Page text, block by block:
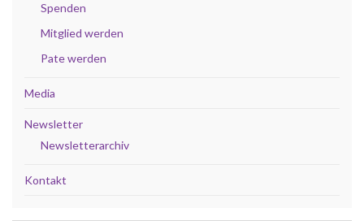
Spenden
Mitglied werden
Pate werden
Media
Newsletter
Newsletterarchiv
Kontakt